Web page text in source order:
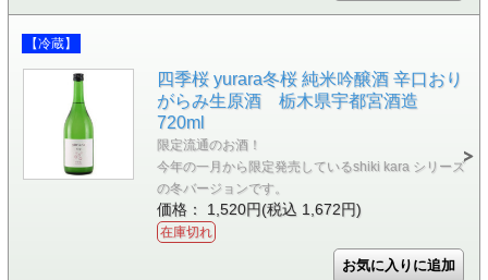
【冷蔵】
四季桜 yurara冬桜 純米吟醸酒 辛口おり
がらみ生原酒 栃木県宇都宮酒造
720ml
限定流通のお酒！
今年の一月から限定発売しているshiki kara シリーズ
の冬バージョンです。
価格： 1,520円(税込 1,672円)
在庫切れ